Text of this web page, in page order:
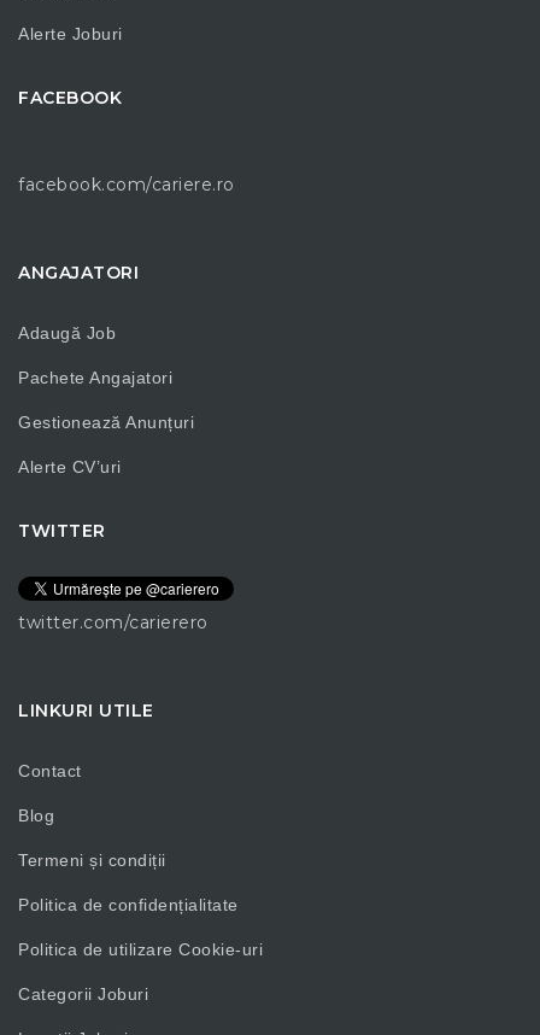
Alerte Joburi
FACEBOOK
facebook.com/cariere.ro
ANGAJATORI
Adaugă Job
Pachete Angajatori
Gestionează Anunțuri
Alerte CV’uri
TWITTER
twitter.com/carierero
LINKURI UTILE
Contact
Blog
Termeni și condiții
Politica de confidențialitate
Politica de utilizare Cookie-uri
Categorii Joburi